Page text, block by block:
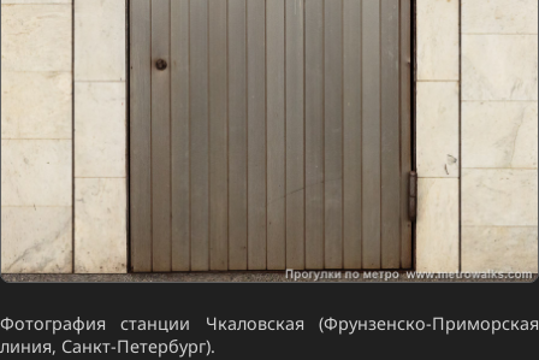
Фотография станции Чкаловская (Фрунзенско-Приморская
линия, Санкт-Петербург).